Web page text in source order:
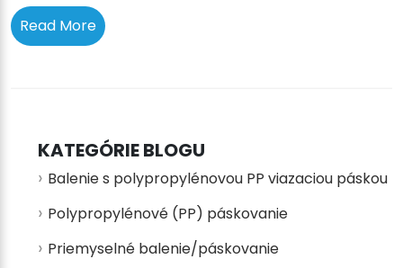
Read More
KATEGÓRIE BLOGU
Balenie s polypropylénovou PP viazaciou páskou
Polypropylénové (PP) páskovanie
Priemyselné balenie/páskovanie